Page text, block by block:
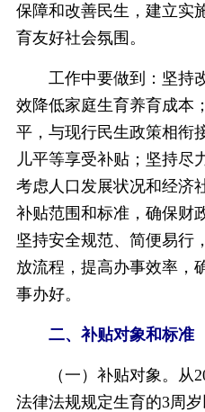
保障和改善民生，建立实
育友好社会氛围。
工作中要做到：坚持
效降低家庭生育养育成本
平，与现行民生政策相衔
儿平等享受补贴；坚持尽
考虑人口发展状况和经济
补贴范围和标准，确保财
坚持安全规范、简便易行
放流程，提高办事效率，
事办好。
二、补贴对象和标准
（一）补贴对象。从
法律法规规定生育的3周